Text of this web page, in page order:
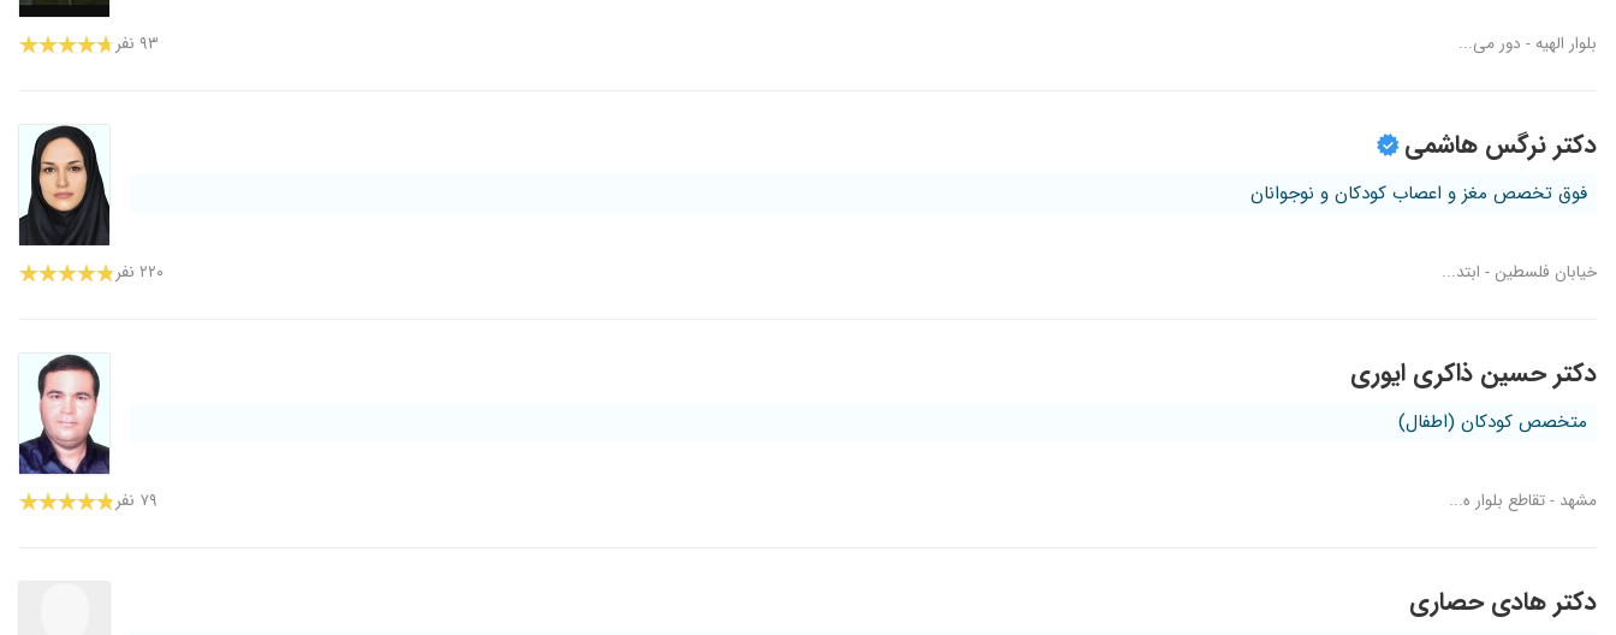
بلوار الهیه - دور می... ۹۳ نفر
دکتر نرگس هاشمی
فوق تخصص مغز و اعصاب کودکان و نوجوانان
خیابان فلسطین - ابتد... ۲۲۰ نفر
دکتر حسین ذاکری ایوری
متخصص کودکان (اطفال)
مشهد - تقاطع بلوار ه... ۷۹ نفر
دکتر هادی حصاری